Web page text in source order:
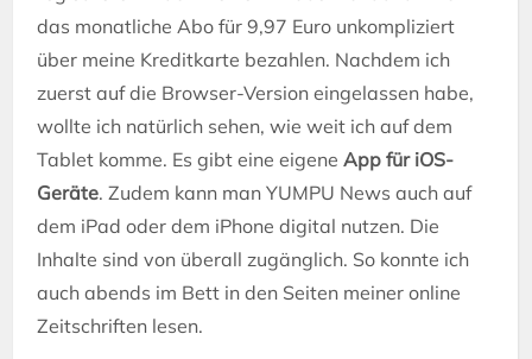
das monatliche Abo für 9,97 Euro unkompliziert
über meine Kreditkarte bezahlen. Nachdem ich
zuerst auf die Browser-Version eingelassen habe,
wollte ich natürlich sehen, wie weit ich auf dem
Tablet komme. Es gibt eine eigeneApp für iOS-
Geräte. Zudem kann man YUMPU News auch auf
dem iPad oder dem iPhone digital nutzen. Die
Inhalte sind von überall zugänglich. So konnte ich
auch abends im Bett in den Seiten meiner online
Zeitschriften lesen.